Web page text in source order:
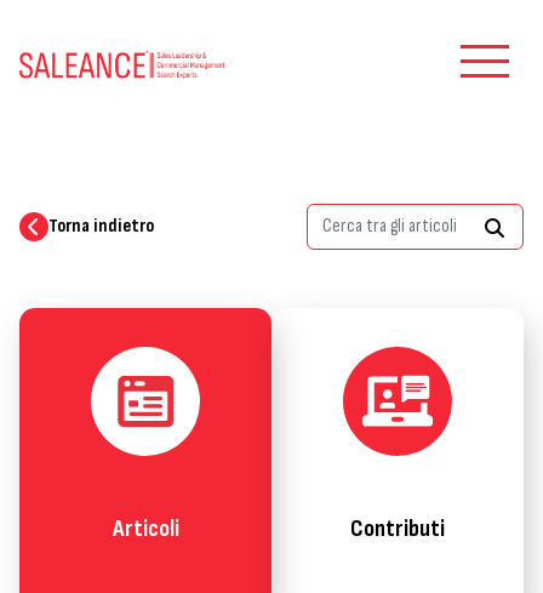
Torna indietro
Articoli Contributi